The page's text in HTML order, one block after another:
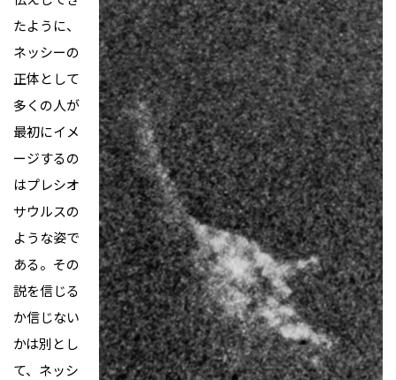
たように、
ネッシーの
正体として
多くの人が
最初にイメ
ージするの
はプレシオ
サウルスの
ような姿で
ある。その
説を信じる
か信じない
かは別とし
て、ネッシ